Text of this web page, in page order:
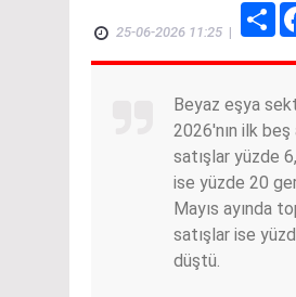
25-06-2026 11:25 |
Beyaz eşya
2026'nın ilk beş
satışlar yüzde
ise yüzde 20
Mayıs ayında
satışlar ise
düştü.